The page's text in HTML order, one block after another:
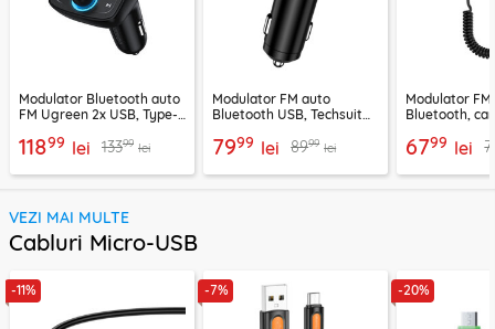
Modulator Bluetooth auto
FM Ugreen 2x USB, Type-
11899 lei 13399 lei
Modulator FM auto
Bluetooth USB, Techsuit
7999 lei 8999 lei
Modulator
Bluetooth,
6799 lei
VEZI MAI MULTE
Cabluri Micro-USB
-11% -7% -20%